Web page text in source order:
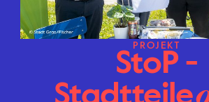
PROJEKT
StoP -